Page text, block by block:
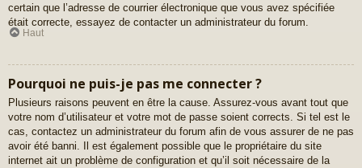
certain que l’adresse de courrier électronique que vous avez spécifiée
était correcte, essayez de contacter un administrateur du forum.
Haut
Pourquoi ne puis-je pas me connecter ?
Plusieurs raisons peuvent en être la cause. Assurez-vous avant tout que
votre nom d’utilisateur et votre mot de passe soient corrects. Si tel est le
cas, contactez un administrateur du forum afin de vous assurer de ne pas
avoir été banni. Il est également possible que le propriétaire du site
internet ait un problème de configuration et qu’il soit nécessaire de la